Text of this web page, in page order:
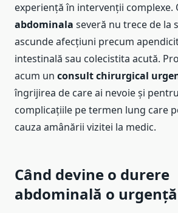
experiență în intervenții complexe.
abdominala severă nu trece de la
ascunde afecțiuni precum
intestinală sau colecistita acută.
acum un consult chirurgical
îngrijirea de care ai nevoie și
complicațiile pe termen lung care
cauza amânării vizitei la medic.
Când devine o durere
abdominală o